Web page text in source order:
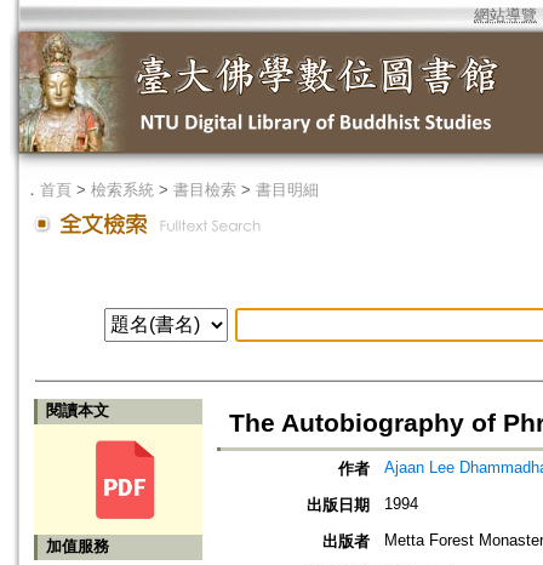
網站導覽
． 首頁 > 檢索系統 > 書目檢索 > 書目明細
閱讀本文
加值服務
The Autobiography of
作者 Ajaan Lee
出版日期 1994
出版者 Metta Forest